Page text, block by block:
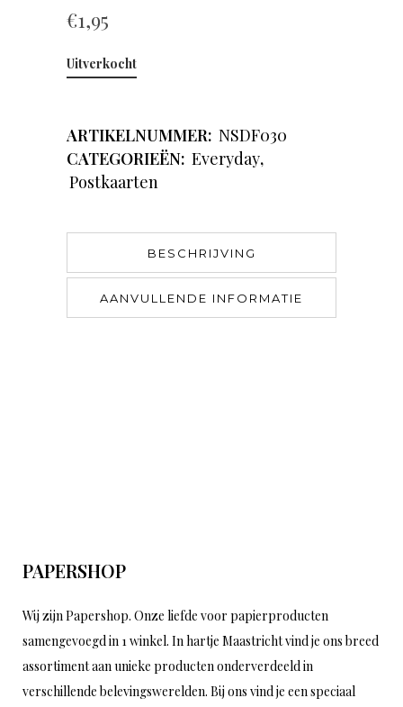
€1,95
Uitverkocht
ARTIKELNUMMER: NSDF030
CATEGORIEËN: Everyday,
Postkaarten
BESCHRIJVING
AANVULLENDE INFORMATIE
PAPERSHOP
Wij zijn Papershop. Onze liefde voor papierproducten
samengevoegd in 1 winkel. In hartje Maastricht vind je ons breed
assortiment aan unieke producten onderverdeeld in
verschillende belevingswerelden. Bij ons vind je een speciaal